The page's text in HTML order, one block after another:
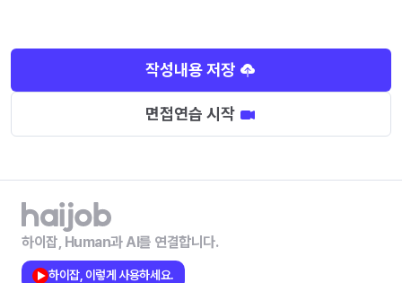
작성내용 저장
면접연습 시작
하이잡, Human과 AI를 연결합니다.
하이잡, 이렇게 사용하세요.